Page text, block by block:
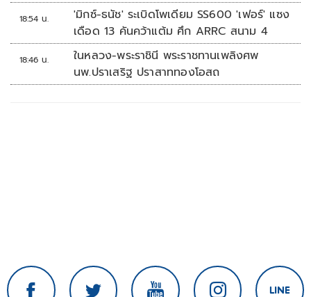
18:54 น.
'มิกซ์-ธนัช' ระเบิดโพเดียม SS600 'เฟอร์' แซง
เดือด 13 คันคว้าแต้ม ศึก ARRC สนาม 4
18:46 น.
ในหลวง-พระราชินี พระราชทานเพลิงศพ
นพ.ปราเสริฐ ปราสาททองโอสถ